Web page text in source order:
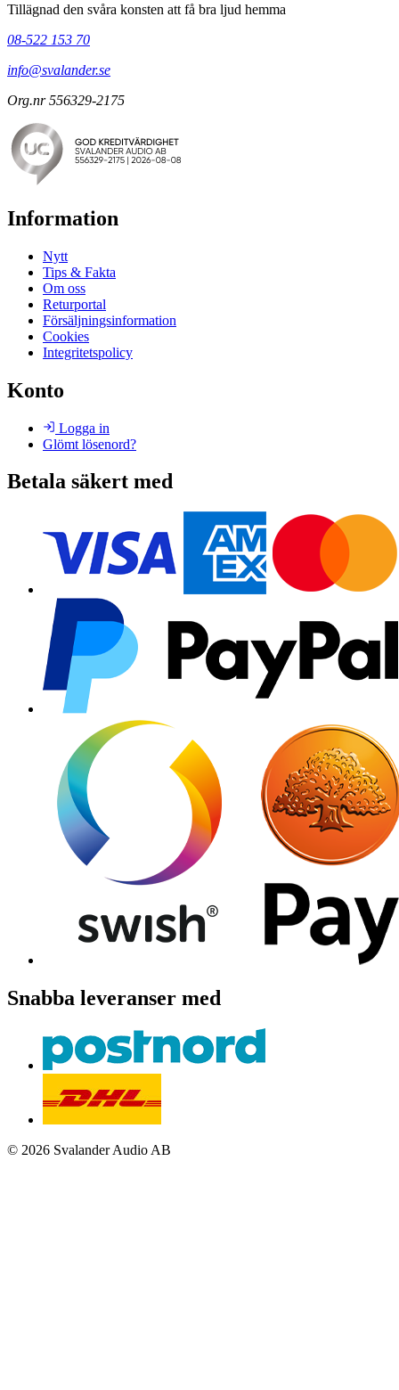
Tillägnad den svåra konsten att få bra ljud hemma
08-522 153 70
info@svalander.se
Org.nr 556329-2175
Information
Nytt
Tips & Fakta
Om oss
Returportal
Försäljningsinformation
Cookies
Integritetspolicy
Konto
Logga in
Glömt lösenord?
Betala säkert med
Snabba leveranser med
© 2026 Svalander Audio AB